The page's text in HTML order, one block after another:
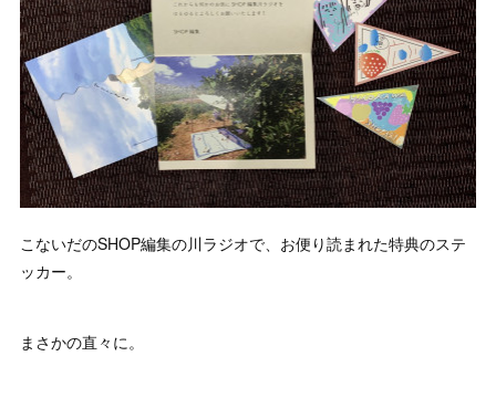
こないだのSHOP編集の川ラジオで、お便り読まれた特典のステ
ッカー。
まさかの直々に。